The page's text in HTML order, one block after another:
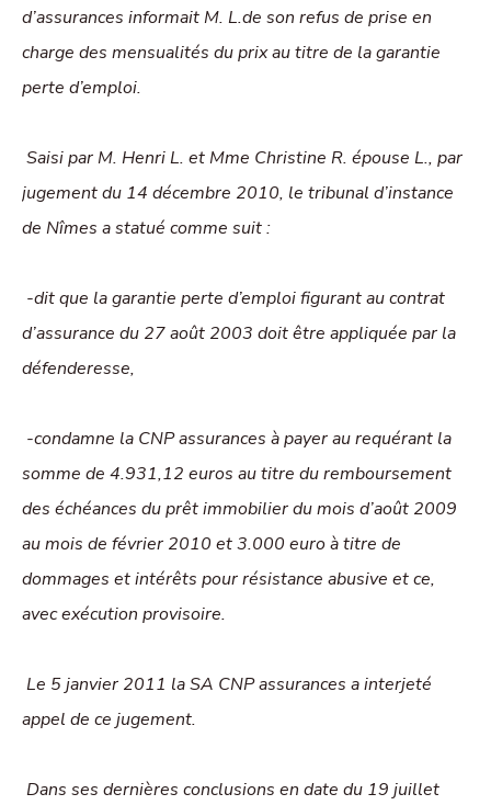
d’assurances informait M. L.de son refus de prise en
charge des mensualités du prix au titre de la garantie
perte d’emploi.
Saisi par M. Henri L. et Mme Christine R. épouse L., par
jugement du 14 décembre 2010, le tribunal d’instance
de Nîmes a statué comme suit :
-dit que la garantie perte d’emploi figurant au contrat
d’assurance du 27 août 2003 doit être appliquée par la
défenderesse,
-condamne la CNP assurances à payer au requérant la
somme de 4.931,12 euros au titre du remboursement
des échéances du prêt immobilier du mois d’août 2009
au mois de février 2010 et 3.000 euro à titre de
dommages et intérêts pour résistance abusive et ce,
avec exécution provisoire.
Le 5 janvier 2011 la SA CNP assurances a interjeté
appel de ce jugement.
Dans ses dernières conclusions en date du 19 juillet